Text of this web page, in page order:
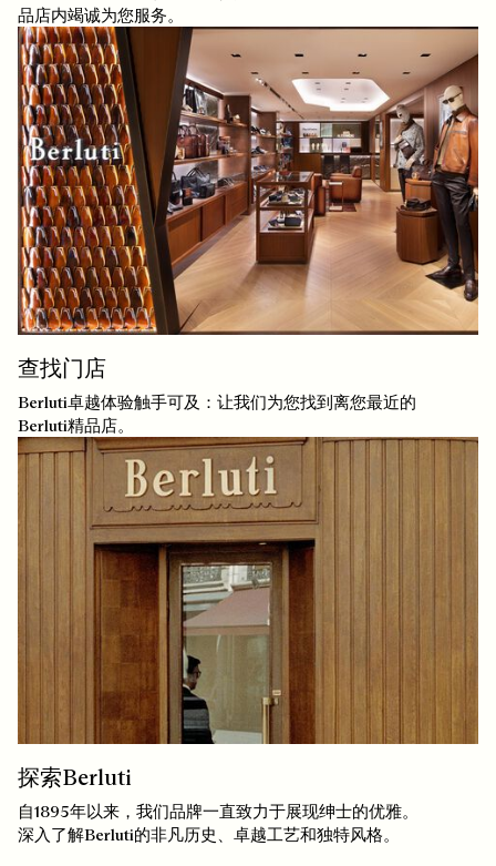
品店内竭诚为您服务。
查找门店
Berluti卓越体验触手可及：让我们为您找到离您最近的
Berluti精品店。
探索Berluti
自1895年以来，我们品牌一直致力于展现绅士的优雅。
深入了解Berluti的非凡历史、卓越工艺和独特风格。